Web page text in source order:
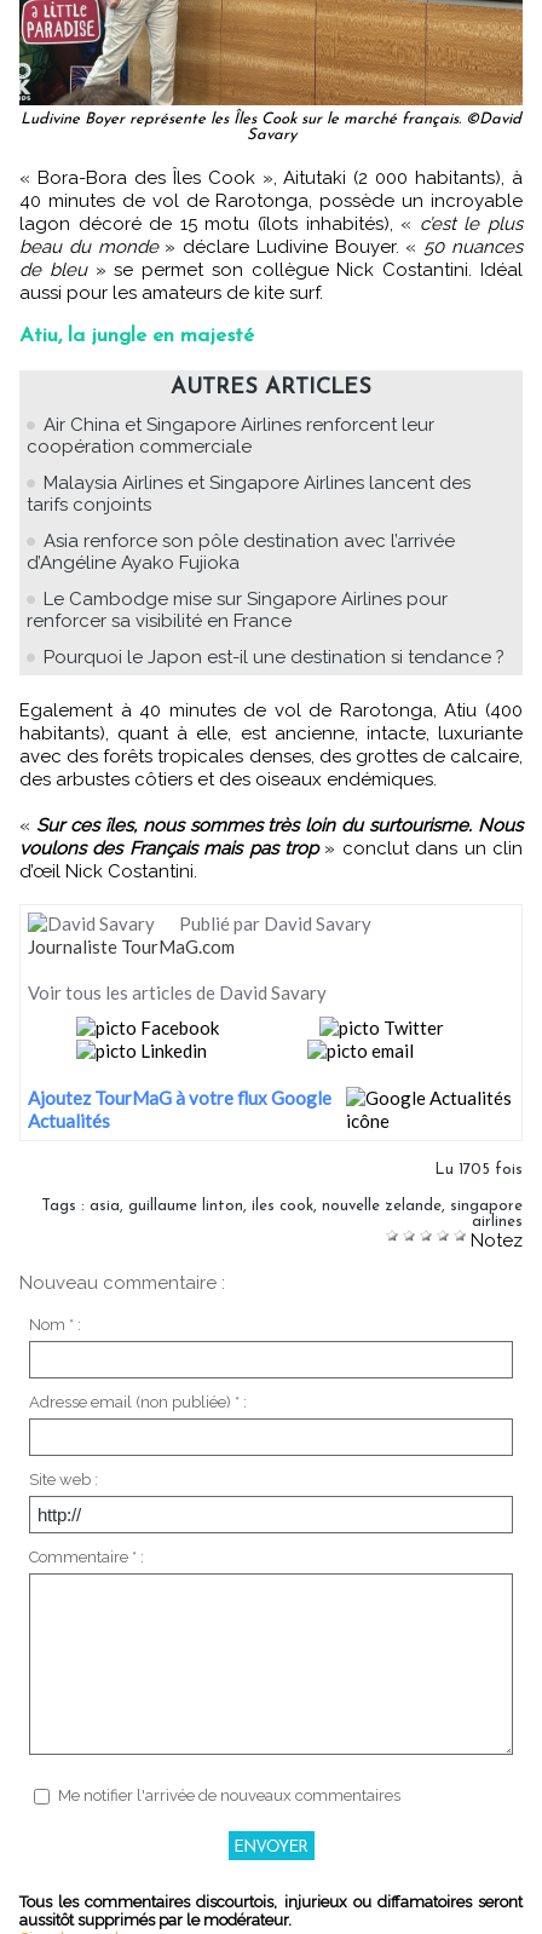
Ludivine Boyer représente les Îles Cook sur le marché français. ©David
Savary
« Bora-Bora des Îles Cook », Aitutaki (2 000 habitants), à
40 minutes de vol de Rarotonga, possède un incroyable
lagon décoré de 15 motu (îlots inhabités), « c’est le plus
beau du monde» déclare Ludivine Bouyer. « 50 nuances
de bleu» se permet son collègue Nick Costantini. Idéal
aussi pour les amateurs de kite surf.
Atiu, la jungle en majesté
AUTRES ARTICLES
Air China et Singapore Airlines renforcent leur
coopération commerciale
Malaysia Airlines et Singapore Airlines lancent des
tarifs conjoints
Asia renforce son pôle destination avec l’arrivée
d’Angéline Ayako Fujioka
Le Cambodge mise sur Singapore Airlines pour
renforcer sa visibilité en France
Pourquoi le Japon est-il une destination si tendance ?
Egalement à 40 minutes de vol de Rarotonga, Atiu (400
habitants), quant à elle, est ancienne, intacte, luxuriante
avec des forêts tropicales denses, des grottes de calcaire,
des arbustes côtiers et des oiseaux endémiques.
« Sur ces îles, nous sommes très loin du surtourisme. Nous
voulons des Français mais pas trop» conclut dans un clin
d’œil Nick Costantini.
Publié par David Savary
Journaliste TourMaG.com
Voir tous les articles de David Savary
Ajoutez TourMaG à votre flux Google
Actualités
Lu 1705 fois
Tags : asia guillaume linton iles cook nouvelle zelande
singapore
airlines
Notez
Nouveau commentaire :
Nom * :
Adresse email (non publiée) * :
Site web :
Commentaire * :
Me notifier l'arrivée de nouveaux commentaires
Tous les commentaires discourtois, injurieux ou diffamatoires seront
aussitôt supprimés par le modérateur.